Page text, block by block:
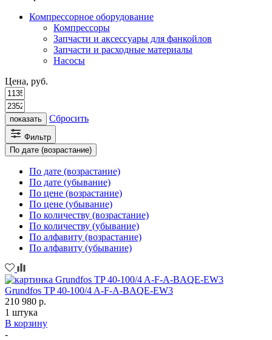
Компрессорное оборудование
Компрессоры
Запчасти и аксессуары для фанкойлов
Запчасти и расходные материалы
Насосы
Цена, руб.
показать Сбросить
Фильтр
По дате (возрастание)
По дате (возрастание)
По дате (убывание)
По цене (возрастание)
По цене (убывание)
По количеству (возрастание)
По количеству (убывание)
По алфавиту (возрастание)
По алфавиту (убывание)
Grundfos TP 40-100/4 A-F-A-BAQE-EW3
210 980 р.
1 штука
В корзину
-